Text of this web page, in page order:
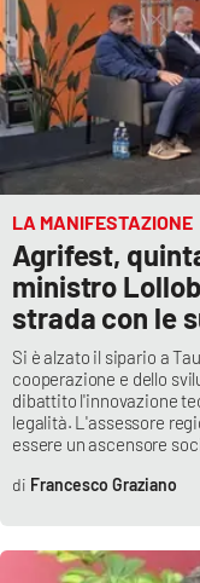
LA MANIFESTAZIONE
Agrifest,
ministro
strada con le
Si è alzato il sipario a
cooperazione e dello
dibattito l'innovazione
legalità. L'assessore
essere un ascensore
Francesco Graziano